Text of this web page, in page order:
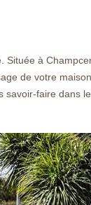
Nous
Située à
de votre
faire dans